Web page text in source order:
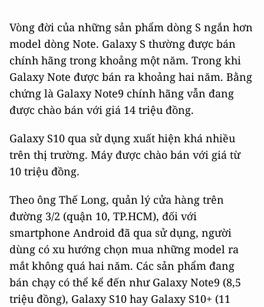
Vòng đời của những sản phẩm dòng S ngắn hơn
model dòng Note. Galaxy S thường được bán
chính hãng trong khoảng một năm. Trong khi
Galaxy Note được bán ra khoảng hai năm. Bằng
chứng là Galaxy Note9 chính hãng vẫn đang
được chào bán với giá 14 triệu đồng.
Galaxy S10 qua sử dụng xuất hiện khá nhiều
trên thị trường. Máy được chào bán với giá từ
10 triệu đồng.
Theo ông Thế Long, quản lý cửa hàng trên
đường 3/2 (quận 10, TP.HCM), đối với
smartphone Android đã qua sử dụng, người
dùng có xu hướng chọn mua những model ra
mắt không quá hai năm. Các sản phẩm đang
bán chạy có thể kể đến như Galaxy Note9 (8,5
triệu đồng), Galaxy S10 hay Galaxy S10+ (11